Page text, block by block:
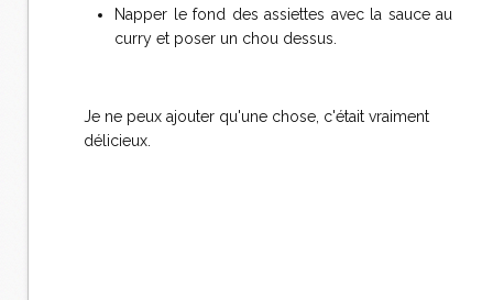
Napper le fond des assiettes avec la sauce au
curry et poser un chou dessus.
Je ne peux ajouter qu'une chose, c'était vraiment
délicieux.